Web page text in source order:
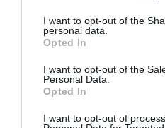
I want to opt-out of the
personal data.
Opted In
I want to opt-out of the
Personal Data.
Opted In
I want to opt-out of